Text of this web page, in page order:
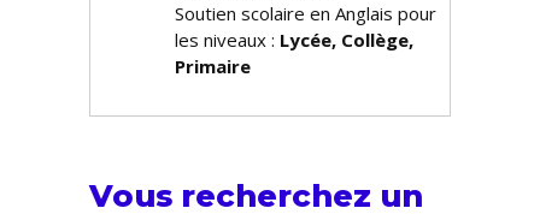
Soutien scolaire en Anglais pour
les niveaux : Lycée, Collège,
Primaire
Vous recherchez un